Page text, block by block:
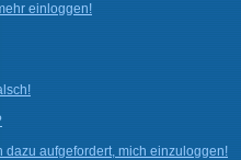
einloggen!
aufgefordert, mich einzuloggen!